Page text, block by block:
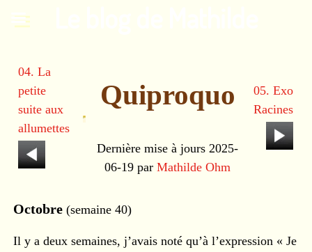
04. La
petite
suite aux
allumettes
Quiproquo
Dernière mise à jours 2025-
06-19 parMathilde Ohm
05. Exo
Racines
Octobre(semaine 40)
Il y a deux semaines, j’avais noté qu’à l’expression « Je